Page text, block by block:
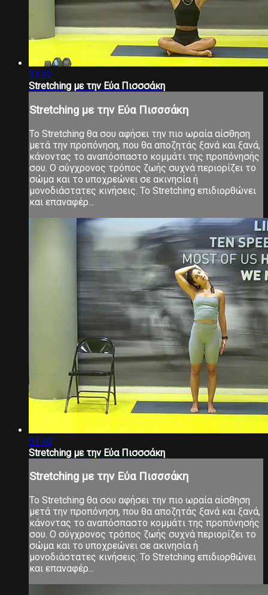
31:32
Stretching με την Εύα Πισσσάκη
Stretching με την Εύα Πισσσάκη
Το Stretching θα σου αφήσει την πιο ωραία αίσθηση
μετά την προπόνηση, που θα αποζητάς ξανά και ξανά,
κάνοντας το αναπόσπαστο κομμάτι της προπόνησής
σου. Ο σύγχρονος τρόπος ζωής συχνά περιορίζει το
σώμα και το υποχρεώνει σε ακινησία ή
μονοδιάστατες κινήσεις. Το Stretching επιδιορθώνει
και επαναφέρ...
03:40
Stretching με την Εύα Πισσσάκη
Stretching με την Εύα Πισσσάκη
Το Stretching θα σου αφήσει την πιο ωραία αίσθηση
μετά την προπόνηση, που θα αποζητάς ξανά και ξανά,
κάνοντας το αναπόσπαστο κομμάτι της προπόνησής
σου. Ο σύγχρονος τρόπος ζωής συχνά περιορίζει το
σώμα και το υποχρεώνει σε ακινησία ή
μονοδιάστατες κινήσεις. Το Stretching επιδιορθώνει
και επαναφέρ...